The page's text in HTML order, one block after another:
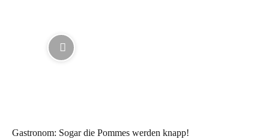
Gastronom: Sogar die Pommes werden knapp!